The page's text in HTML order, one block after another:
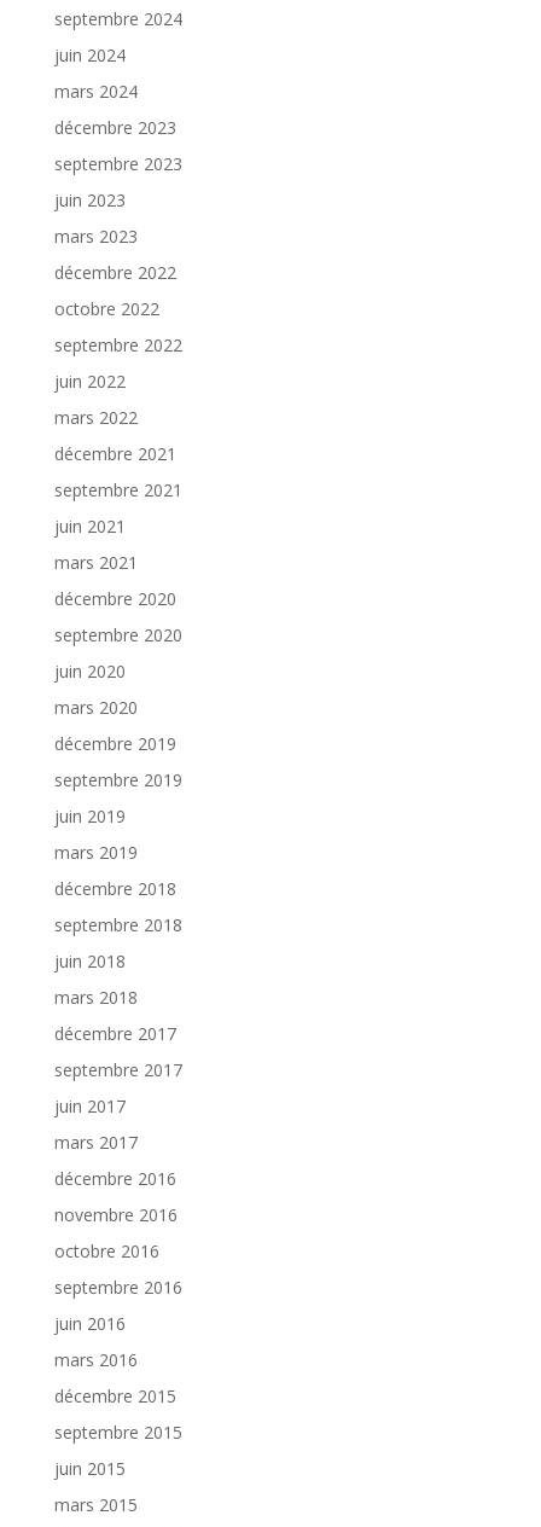
septembre 2024
juin 2024
mars 2024
décembre 2023
septembre 2023
juin 2023
mars 2023
décembre 2022
octobre 2022
septembre 2022
juin 2022
mars 2022
décembre 2021
septembre 2021
juin 2021
mars 2021
décembre 2020
septembre 2020
juin 2020
mars 2020
décembre 2019
septembre 2019
juin 2019
mars 2019
décembre 2018
septembre 2018
juin 2018
mars 2018
décembre 2017
septembre 2017
juin 2017
mars 2017
décembre 2016
novembre 2016
octobre 2016
septembre 2016
juin 2016
mars 2016
décembre 2015
septembre 2015
juin 2015
mars 2015